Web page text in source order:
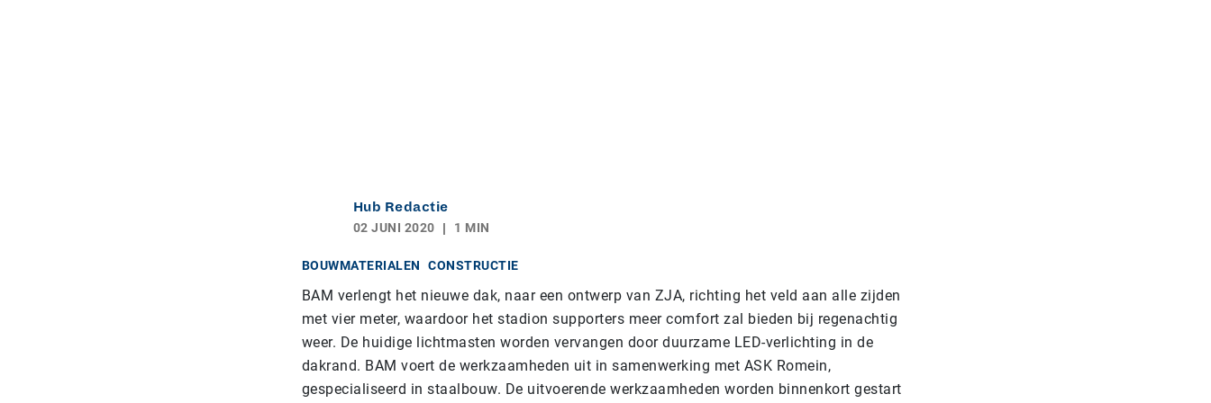
Hub Redactie
02 JUNI 2020
1 MIN
BOUWMATERIALEN CONSTRUCTIE
BAM verlengt het nieuwe dak, naar een ontwerp van ZJA, richting het veld aan alle zijden
met vier meter, waardoor het stadion supporters meer comfort zal bieden bij regenachtig
weer. De huidige lichtmasten worden vervangen door duurzame LED-verlichting in de
dakrand. BAM voert de werkzaamheden uit in samenwerking met ASK Romein,
gespecialiseerd in staalbouw. De uitvoerende werkzaamheden worden binnenkort gestart